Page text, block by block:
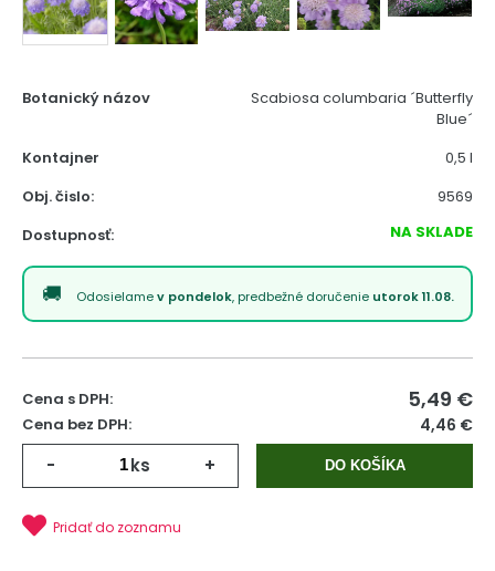
Botanický názov
Scabiosa columbaria ´Butterfly
Blue´
Kontajner
0,5 l
Obj. čislo:
9569
Dostupnosť:
NA SKLADE
Odosielamev pondelok, predbežné doručenie utorok 11.08.
Cena s DPH: 5,49 €
Cena bez DPH: 4,46 €
- ks + DO KOŠÍKA
Pridať do zoznamu